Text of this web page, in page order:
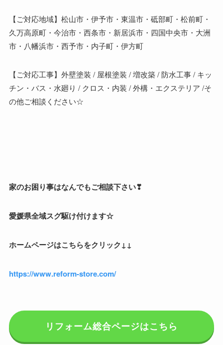
【ご対応地域】松山市・伊予市・東温市・砥部町・松前町・
久万高原町・今治市・西条市・新居浜市・四国中央市・大洲
市・八幡浜市・西予市・内子町・伊方町
【ご対応工事】外壁塗装 / 屋根塗装 / 増改築 / 防水工事 / キッ
チン・バス・水廻り / クロス・内装 / 外構・エクステリア /そ
の他ご相談ください☆
家のお困り事はなんでもご相談下さい❣
愛媛県全域スグ駆け付けます☆
ホームページはこちらをクリック↓↓
https://www.reform-store.com/
リフォーム総合ページはこちら